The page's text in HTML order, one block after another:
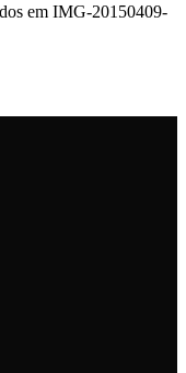
em IMG-20150409-